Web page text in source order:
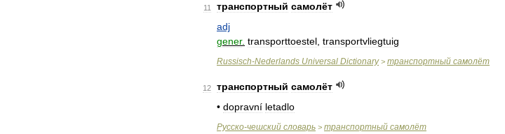
11 транспортный самолёт
adj
gener. transporttoestel transportvliegtuig
Russisch-Nederlands Universal Dictionary> транспортный самолёт
12 транспортный самолёт
• dopravní letadlo
Русско-чешский словарь > транспортный самолёт